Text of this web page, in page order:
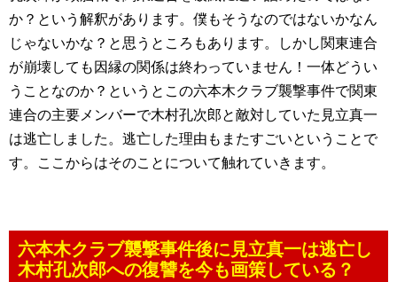
か？という解釈があります。僕もそうなのではないかなん
じゃないかな？と思うところもあります。しかし関東連合
が崩壊しても因縁の関係は終わっていません！一体どうい
うことなのか？というとこの六本木クラブ襲撃事件で関東
連合の主要メンバーで木村孔次郎と敵対していた見立真一
は逃亡しました。逃亡した理由もまたすごいということで
す。ここからはそのことについて触れていきます。
六本木クラブ襲撃事件後に見立真一は逃亡し
木村孔次郎への復讐を今も画策している？